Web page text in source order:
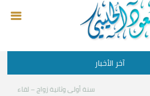
آخر الأخبار
سنة أولى وثانية زواج – لقاء مع